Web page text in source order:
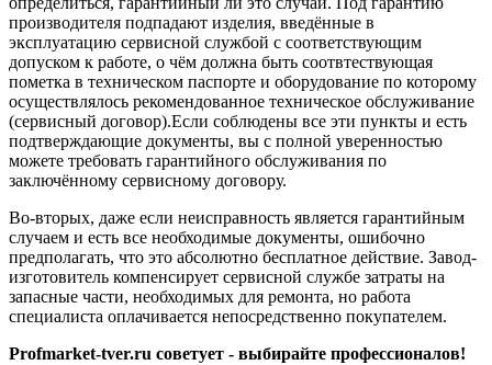
производителя подпадают изделия, введённые в
эксплуатацию сервисной службой с соответствующим
допуском к работе, о чём должна быть соотвтествующая
пометка в техническом паспорте и оборудование по которому
осуществлялось рекомендованное техническое обслуживание
(сервисный договор).Если соблюдены все эти пункты и есть
подтверждающие документы, вы с полной уверенностью
можете требовать гарантийного обслуживания по
заключённому сервисному договору.
Во-вторых, даже если неисправность является гарантийным
случаем и есть все необходимые документы, ошибочно
предполагать, что это абсолютно бесплатное действие. Завод-
изготовитель компенсирует сервисной службе затраты на
запасные части, необходимых для ремонта, но работа
специалиста оплачивается непосредственно покупателем.
Profmarket-tver.ru советует - выбирайте профессионалов!